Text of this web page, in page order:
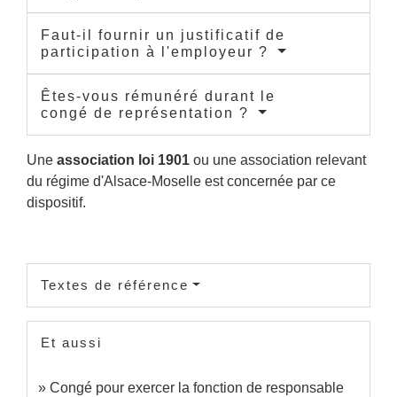
Faut-il fournir un justificatif de
participation à l'employeur ?
Êtes-vous rémunéré durant le
congé de représentation ?
Une association loi 1901 ou une association relevant
du régime d'Alsace-Moselle est concernée par ce
dispositif.
Textes de référence
Et aussi
Congé pour exercer la fonction de responsable